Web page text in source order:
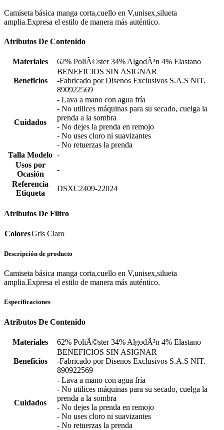
Camiseta básica manga corta,cuello en V,unisex,silueta
amplia.Expresa el estilo de manera más auténtico.
Atributos De Contenido
Materiales 62% PoliÃ©ster 34% AlgodÃ³n 4% Elastano
Beneficios
BENEFICIOS SIN ASIGNAR
-Fabricado por Disenos Exclusivos S.A.S NIT.
890922569
Cuidados
- Lava a mano con agua fría
- No utilices máquinas para su secado, cuelga la
prenda a la sombra
- No dejes la prenda en remojo
- No uses cloro ni suavizantes
- No retuerzas la prenda
Talla Modelo -
Usos por
Ocasión
-
Referencia
Etiqueta
DSXC2409-22024
Atributos De Filtro
ColoresGris Claro
Descripción de producto
Camiseta básica manga corta,cuello en V,unisex,silueta
amplia.Expresa el estilo de manera más auténtico.
Especificaciones
Atributos De Contenido
Materiales 62% PoliÃ©ster 34% AlgodÃ³n 4% Elastano
Beneficios
BENEFICIOS SIN ASIGNAR
-Fabricado por Disenos Exclusivos S.A.S NIT.
890922569
Cuidados
- Lava a mano con agua fría
- No utilices máquinas para su secado, cuelga la
prenda a la sombra
- No dejes la prenda en remojo
- No uses cloro ni suavizantes
- No retuerzas la prenda